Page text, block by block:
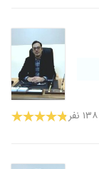
۱۳۸ نفر